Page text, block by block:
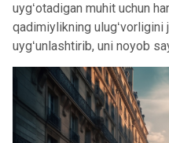
uygʻotadigan muhit uchun
qadimiylikning
uygʻunlashtirib, uni noyob